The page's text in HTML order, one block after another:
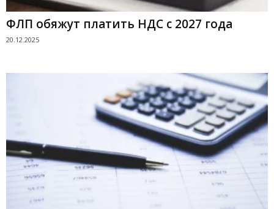
ФЛП обяжут платить НДС с 2027 года
20.12.2025